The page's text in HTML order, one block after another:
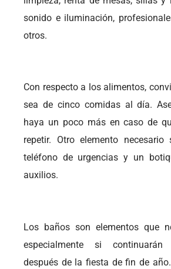
sonido e iluminación,
otros.
Con respecto a los alimentos,
sea de cinco comidas al día.
haya un poco más en caso de
repetir. Otro elemento necesario
teléfono de urgencias y un
auxilios.
Los baños son elementos que
especialmente si continuarán
después de la fiesta de fin de